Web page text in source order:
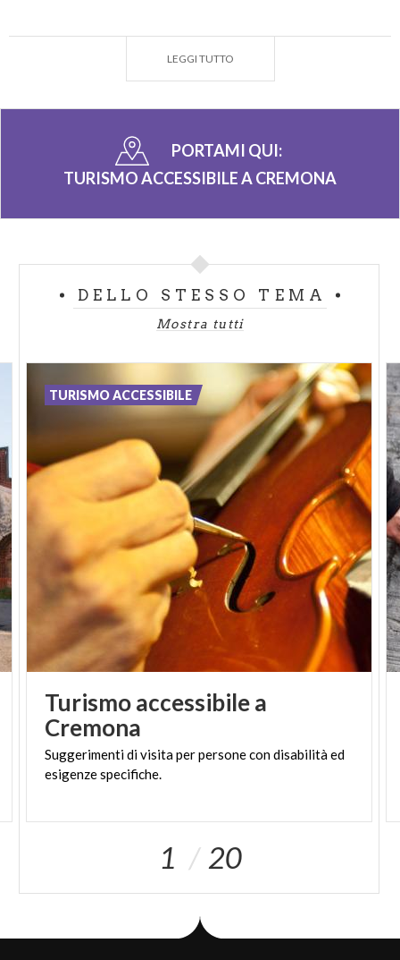
LEGGI TUTTO
PORTAMI QUI:
TURISMO ACCESSIBILE A CREMONA
DELLO STESSO TEMA
Mostra tutti
Turismo accessibile a
Cremona
Suggerimentidivisitaperpersonecondisabilitàed
esigenzespecifiche.
TURISMO ACCESSIBILE
1 20